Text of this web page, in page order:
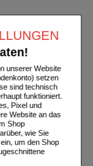
unserer Website
setzen
sind technisch
funktioniert.
Pixel und
Website an das
Shop
wie Sie
um den Shop